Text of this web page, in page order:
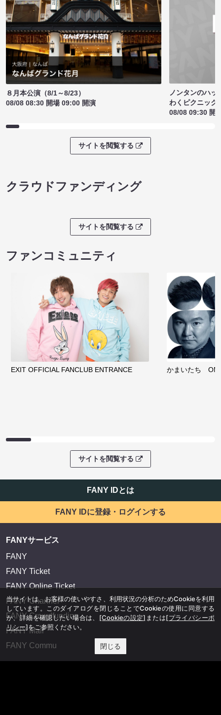
８月本公演（8/1～8/23）
08/08 08:30 開場 09:00 開演
ノンタンのハッ
わくピクニック
08/08 09:30 開
サイトを閲覧する
クラウドファンディング
サイトを閲覧する
ファンコミュニティ
EXIT OFFICIAL FANCLUB ENTRANCE かまいたち
サイトを閲覧する
FANY IDとは
FANY IDに登録・ログインする
FANYサービス
FANY
FANY Ticket
FANY Online Ticket
FANY Channel
FANY Crowdfunding
FANY Mall
FANY Commu
当サイトは、お客様の使いやすさ、利用状況の分析のためCookieを利用
しています。このダイアログを閉じることでCookieの使用に同意する
か、詳細を確認したい場合は、 [Cookieの設定] または[プライバシーポ
リシー]をご参照ください。
閉じる